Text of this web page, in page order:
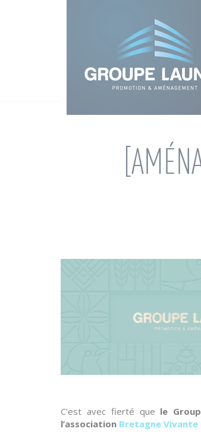
C’est avec fierté que le
l’association Bretagne Vivante